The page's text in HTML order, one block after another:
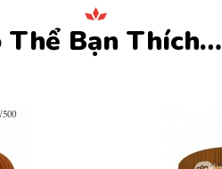
Thể Bạn Thích…